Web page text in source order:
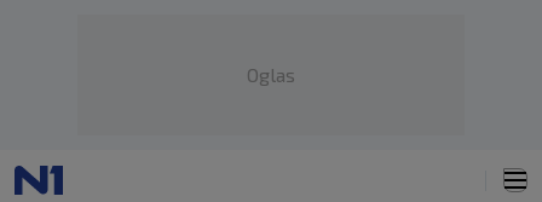
Oglas